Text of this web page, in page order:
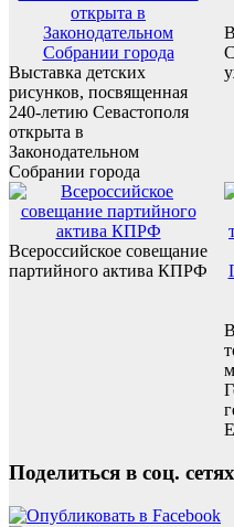
Выставка детских
рисунков, посвященная
240-летию Севастополя
открыта в
Законодательном
Собрании города
Всероссийское совещание
партийного актива КПРФ
Поделиться в соц. сетях